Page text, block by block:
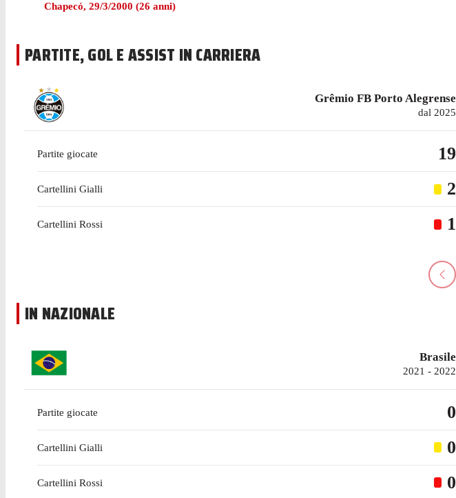
Chapecó, 29/3/2000 (26 anni)
PARTITE, GOL E ASSIST IN CARRIERA
Grêmio FB Porto Alegrense
dal 2025
Partite giocate 19
Cartellini Gialli 2
Cartellini Rossi 1
IN NAZIONALE
Brasile
2021 - 2022
Partite giocate 0
Cartellini Gialli 0
Cartellini Rossi 0